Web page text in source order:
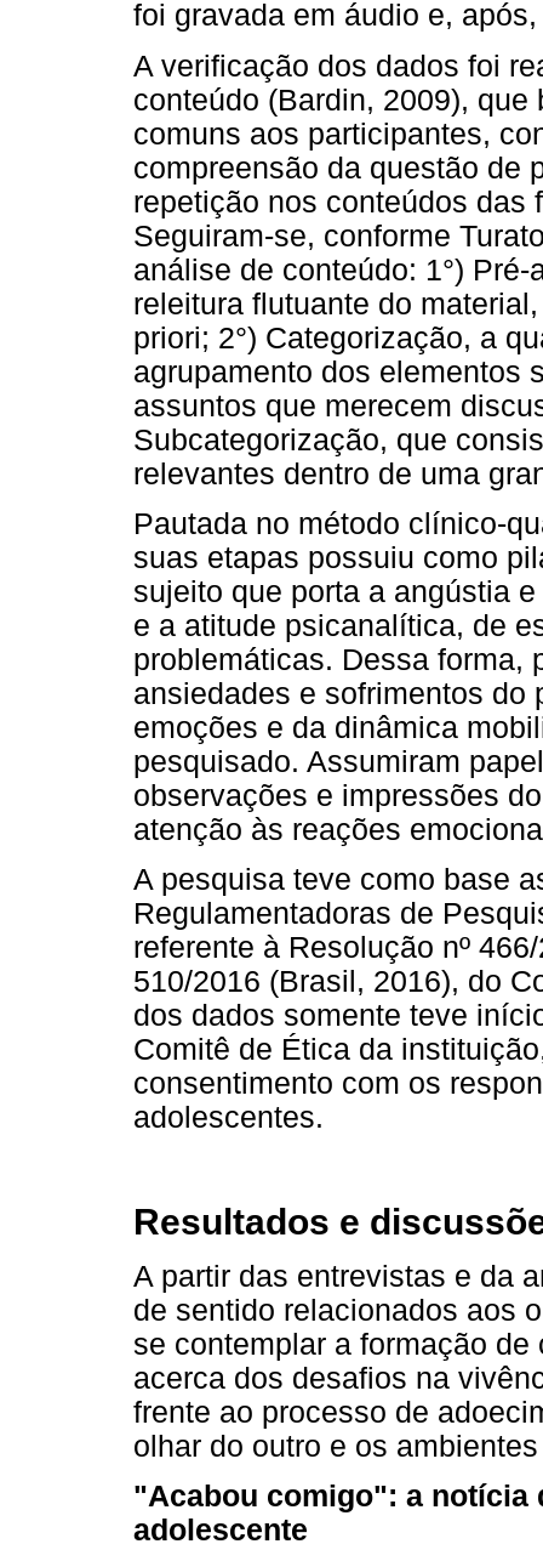
foi gravada em áudio e,
A verificação dos dados foi
conteúdo (Bardin, 2009),
comuns aos participantes,
compreensão da questão de
repetição nos conteúdos das
Seguiram-se, conforme
análise de conteúdo: 1°)
releitura flutuante do
priori; 2°) Categorização, a
agrupamento dos elementos
assuntos que merecem
Subcategorização, que
relevantes dentro de uma
Pautada no método clínico-
suas etapas possuiu como
sujeito que porta a angústia
e a atitude psicanalítica, de
problemáticas. Dessa forma,
ansiedades e sofrimentos do
emoções e da dinâmica
pesquisado. Assumiram
observações e impressões
atenção às reações
A pesquisa teve como base
Regulamentadoras de
referente à Resolução nº
510/2016 (Brasil, 2016), do
dos dados somente teve
Comitê de Ética da
consentimento com os
adolescentes.
Resultados e
A partir das entrevistas e da
de sentido relacionados aos
se contemplar a formação
acerca dos desafios na
frente ao processo de
olhar do outro e os
"Acabou comigo": a notícia
adolescente